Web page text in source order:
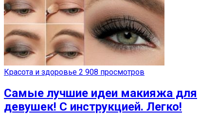
Красота и здоровье 2 908 просмотров
Самые лучшие идеи макияжа для
девушек! С инструкцией. Легко!